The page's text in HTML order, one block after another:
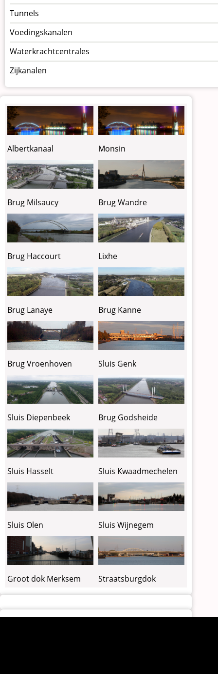
Tunnels
Voedingskanalen
Waterkrachtcentrales
Zijkanalen
Albertkanaal Monsin
Brug Milsaucy Brug Wandre
Brug Haccourt Lixhe
Brug Lanaye Brug Kanne
Brug Vroenhoven Sluis Genk
Sluis Diepenbeek Brug Godsheide
Sluis Hasselt Sluis Kwaadmechelen
Sluis Olen Sluis Wijnegem
Groot dok Merksem Straatsburgdok